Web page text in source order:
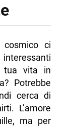
ci
tua vita in
Potrebbe
cerca di
L’amore
ma per